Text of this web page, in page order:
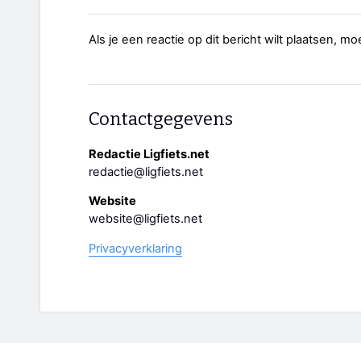
Als je een reactie op dit bericht wilt plaatsen,
Contactgegevens
Redactie Ligfiets.net
redactie@ligfiets.net
Website
website@ligfiets.net
Privacyverklaring